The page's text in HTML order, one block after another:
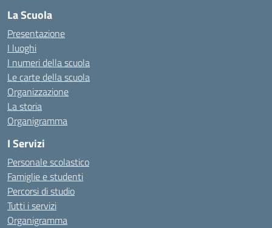
La Scuola
Presentazione
I luoghi
I numeri della scuola
Le carte della scuola
Organizzazione
La storia
Organigramma
I Servizi
Personale scolastico
Famiglie e studenti
Percorsi di studio
Tutti i servizi
Organigramma